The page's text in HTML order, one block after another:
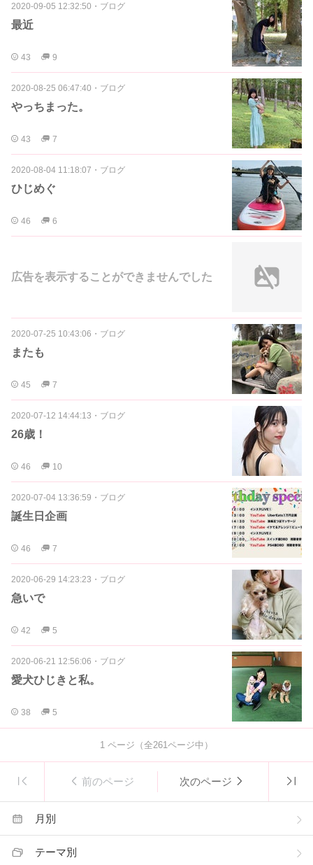
2020-09-05 12:32:50 ・ ブログ
最近
43 9
2020-08-25 06:47:40 ・ ブログ
やっちまった。
43 7
2020-08-04 11:18:07 ・ ブログ
ひじめぐ
46 6
広告を表示することができませんでした
2020-07-25 10:43:06 ・ ブログ
またも
45 7
2020-07-12 14:44:13 ・ ブログ
26歳！
46 10
2020-07-04 13:36:59 ・ ブログ
誕生日企画
46 7
2020-06-29 14:23:23 ・ ブログ
急いで
42 5
2020-06-21 12:56:06 ・ ブログ
愛犬ひじきと私。
38 5
1 ページ（全261ページ中）
前のページ 次のページ
月別
テーマ別